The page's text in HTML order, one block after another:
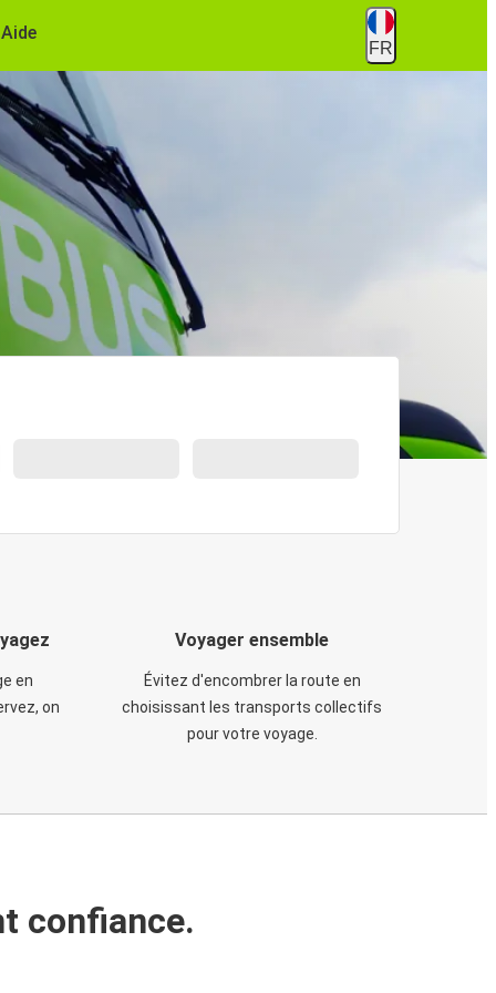
Aide
FR
en
on
Voyager ensemble
Évitez d'encombrer la route en
choisissant les transports collectifs
pour votre voyage.
confiance.